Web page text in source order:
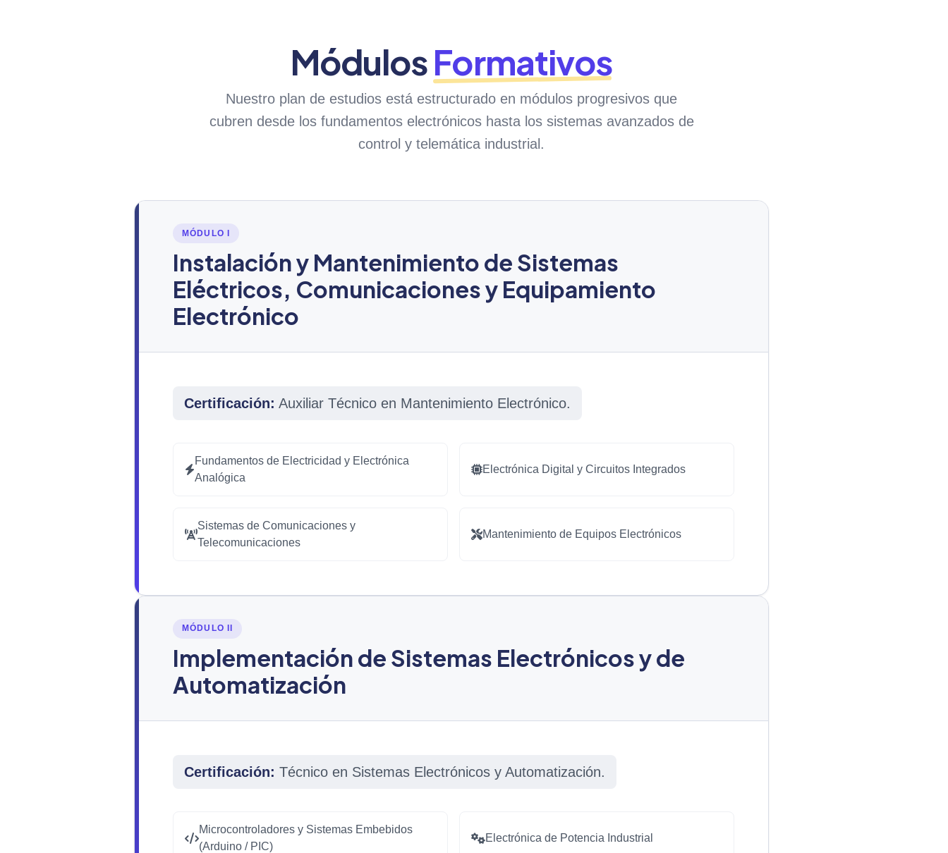
MódulosFormativos
Nuestro plan de estudios está estructurado en módulos progresivos que
cubren desde los fundamentos electrónicos hasta los sistemas avanzados de
control y telemática industrial.
MÓDULO I
Instalación y Mantenimiento de Sistemas
Eléctricos, Comunicaciones y Equipamiento
Electrónico
Certificación: Auxiliar Técnico en Mantenimiento Electrónico.
Fundamentos de Electricidad y Electrónica
Analógica
Electrónica Digital y Circuitos Integrados
Sistemas de Comunicaciones y
Telecomunicaciones
Mantenimiento de Equipos Electrónicos
MÓDULO II
Implementación de Sistemas Electrónicos y de
Automatización
Certificación: Técnico en Sistemas Electrónicos y Automatización.
Microcontroladores y Sistemas Embebidos
(Arduino / PIC)
Electrónica de Potencia Industrial